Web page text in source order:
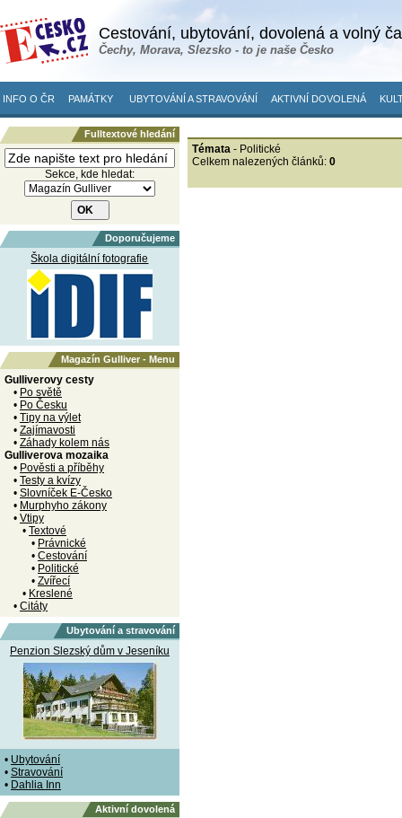
Cestování, ubytování, dovolená a volný
Čechy, Morava, Slezsko - to je naše Česko
INFO O ČR PAMÁTKY UBYTOVÁNÍ A STRAVOVÁNÍ AKTIVNÍ DOVOLENÁ
Fulltextové hledání
Sekce, kde hledat:
Doporučujeme
Škola digitální fotografie
Magazín Gulliver - Menu
Gulliverovy cesty
• Po světě
• Po Česku
• Tipy na výlet
• Zajímavosti
• Záhady kolem nás
Gulliverova mozaika
• Pověsti a příběhy
• Testy a kvízy
• Slovníček E-Česko
• Murphyho zákony
• Vtipy
• Textové
• Právnické
• Cestování
• Politické
• Zvířecí
• Kreslené
• Citáty
Ubytování a stravování
Penzion Slezský dům v Jeseníku
• Ubytování
• Stravování
• Dahlia Inn
Aktivní dovolená
Témata - Politické
Celkem nalezených článků: 0